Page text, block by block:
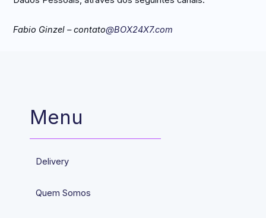
Fabio Ginzel – contato@BOX24X7.com
Menu
Delivery
Quem Somos